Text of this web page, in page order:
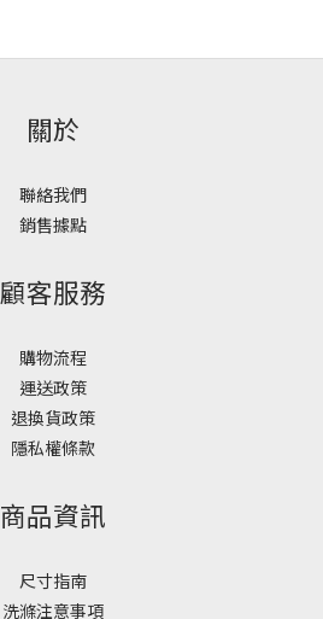
關於
聯絡我們
銷售據點
顧客服務
購物流程
運送政策
退換貨政策
隱私權條款
商品資訊
尺寸指南
洗滌注意事項